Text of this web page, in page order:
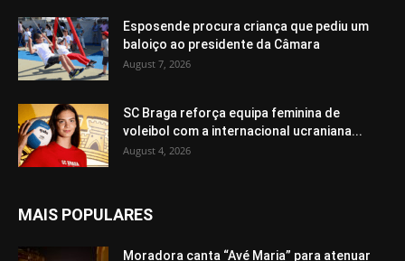
Esposende procura criança que pediu um
baloiço ao presidente da Câmara
August 7, 2026
SC Braga reforça equipa feminina de
voleibol com a internacional ucraniana...
August 4, 2026
MAIS POPULARES
Moradora canta “Avé Maria” para atenuar